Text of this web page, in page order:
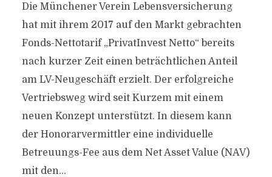
Die Münchener Verein Lebensversicherung
hat mit ihrem 2017 auf den Markt gebrachten
Fonds-Nettotarif „PrivatInvest Netto“ bereits
nach kurzer Zeit einen beträchtlichen Anteil
am LV-Neugeschäft erzielt. Der erfolgreiche
Vertriebsweg wird seit Kurzem mit einem
neuen Konzept unterstützt. In diesem kann
der Honorarvermittler eine individuelle
Betreuungs-Fee aus dem Net Asset Value (NAV)
mit den...